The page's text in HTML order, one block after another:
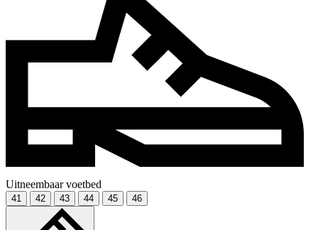
Uitneembaar voetbed
41 42 43 44 45 46